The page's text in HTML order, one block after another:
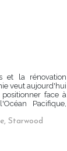
et la rénovation
veut aujourd'hui
face à
Pacifique,
, Starwood